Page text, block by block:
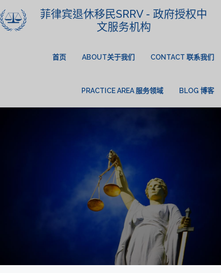
菲律宾退休移民SRRV - 政府授权中
文服务机构
首页 ABOUT关于我们 CONTACT 联系我们
PRACTICE AREA 服务领域 BLOG 博客